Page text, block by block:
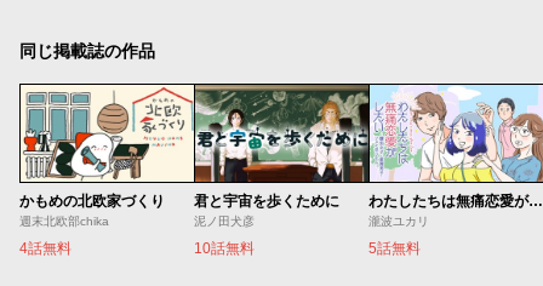
同じ掲載誌の作品
かもめの北欧家づくり
週末北欧部chika
4話無料
君と宇宙を歩くために
泥ノ田犬彦
10話無料
わたしたちは無痛恋愛がしたい 〜鍵垢女子と星屑男子とフェミおじさん〜
瀧波ユカリ
5話無料